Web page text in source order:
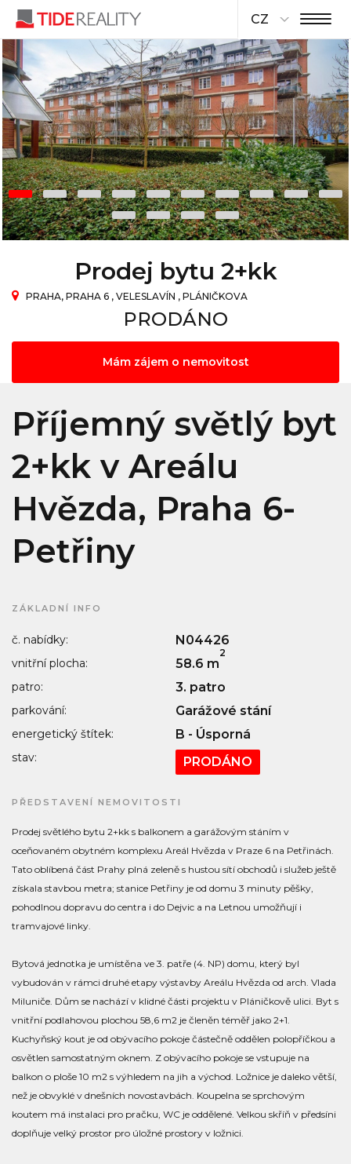
CZ
Prodej bytu 2+kk
PRAHA, PRAHA 6 , VELESLAVÍN , PLÁNIČKOVA
PRODÁNO
Mám zájem o nemovitost
Příjemný světlý byt
2+kk v Areálu
Hvězda, Praha 6-
Petřiny
ZÁKLADNÍ INFO
č. nabídky: N04426
vnitřní plocha: 58.6 m
2
patro: 3. patro
parkování: Garážové stání
energetický štítek: B - Úsporná
stav: PRODÁNO
PŘEDSTAVENÍ NEMOVITOSTI
Prodej světlého bytu 2+kk s balkonem a garážovým stáním v
oceňovaném obytném komplexu Areál Hvězda v Praze 6 na Petřinách.
Tato oblíbená část Prahy plná zeleně s hustou sítí obchodů i služeb ještě
získala stavbou metra; stanice Petřiny je od domu 3 minuty pěšky,
pohodlnou dopravu do centra i do Dejvic a na Letnou umožňují i
tramvajové linky.
Bytová jednotka je umístěna ve 3. patře (4. NP) domu, který byl
vybudován v rámci druhé etapy výstavby Areálu Hvězda od arch. Vlada
Miluniče. Dům se nachází v klidné části projektu v Pláničkově ulici. Byt s
vnitřní podlahovou plochou 58,6 m2 je členěn téměř jako 2+1.
Kuchyňský kout je od obývacího pokoje částečně oddělen polopříčkou a
osvětlen samostatným oknem. Z obývacího pokoje se vstupuje na
balkon o ploše 10 m2 s výhledem na jih a východ. Ložnice je daleko větší,
než je obvyklé v dnešních novostavbách. Koupelna se sprchovým
koutem má instalaci pro pračku, WC je oddělené. Velkou skříň v předsíni
doplňuje velký prostor pro úložné prostory v ložnici.